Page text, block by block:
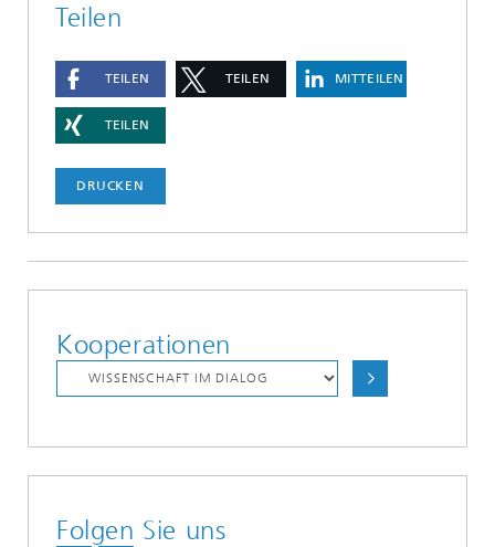
Teilen
TEILEN TEILEN MITTEILEN
TEILEN
DRUCKEN
Kooperationen
Folgen Sie uns